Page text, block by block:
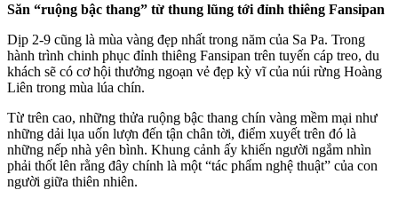
Săn “ruộng bậc thang” từ thung lũng tới đỉnh thiêng Fansipan
Dịp 2-9 cũng là mùa vàng đẹp nhất trong năm của Sa Pa. Trong
hành trình chinh phục đỉnh thiêng Fansipan trên tuyến cáp treo, du
khách sẽ có cơ hội thưởng ngoạn vẻ đẹp kỳ vĩ của núi rừng Hoàng
Liên trong mùa lúa chín.
Từ trên cao, những thửa ruộng bậc thang chín vàng mềm mại như
những dải lụa uốn lượn đến tận chân tời, điểm xuyết trên đó là
những nếp nhà yên bình. Khung cảnh ấy khiến người ngắm nhìn
phải thốt lên rằng đây chính là một “tác phẩm nghệ thuật” của con
người giữa thiên nhiên.